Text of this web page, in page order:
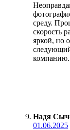
среду.
скорость
яркой, но
компанию.
Надя
01.06.2025